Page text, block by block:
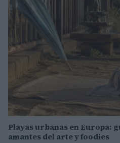
Playas urbanas en Europa:
amantes del arte y foodies